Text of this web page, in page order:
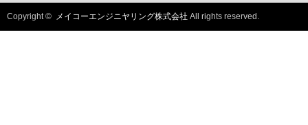
Copyright © メイコーエンジニヤリング株式会社 All rights reserved.